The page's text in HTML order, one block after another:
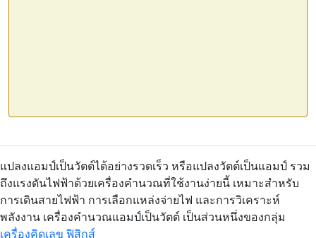
แปลงแอมป์เป็นวัตต์ได้อย่างรวดเร็ว หรือแปลงวัตต์เป็นแอมป์ รวม
ถึงแรงดันไฟฟ้าด้วยเครื่องคำนวณที่ใช้งานง่ายนี้ เหมาะสำหรับ
การเดินสายไฟฟ้า การเลือกแหล่งจ่ายไฟ และการวิเคราะห์
พลังงาน เครื่องคำนวณแอมป์เป็นวัตต์ เป็นส่วนหนึ่งของกลุ่ม
เครื่องคิดเลข ฟิสิกส์